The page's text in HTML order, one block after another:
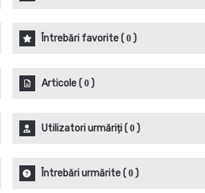
Întrebări favorite( 0)
Articole( 0)
Utilizatori urmăriți( 0)
Întrebări urmărite( 0)